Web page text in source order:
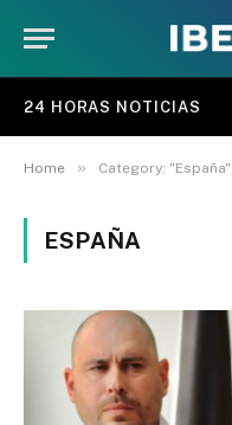
24 HORAS NOTICIAS
Home » Category: "España"
ESPAÑA